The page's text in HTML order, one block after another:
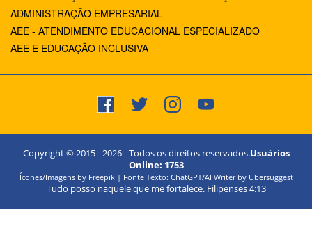
ADMINISTRAÇÃO EMPRESARIAL
AEE - ATENDIMENTO EDUCACIONAL ESPECIALIZADO
AEE E EDUCAÇÃO INCLUSIVA
Copyright © 2015 -2026- Todos os direitos reservados.Usuários
Online: 1753
Ícones/Imagens by Freepik | Fonte Texto: ChatGPT/AI Writer by Ubersuggest
Tudo posso naquele que me fortalece. Filipenses 4:13